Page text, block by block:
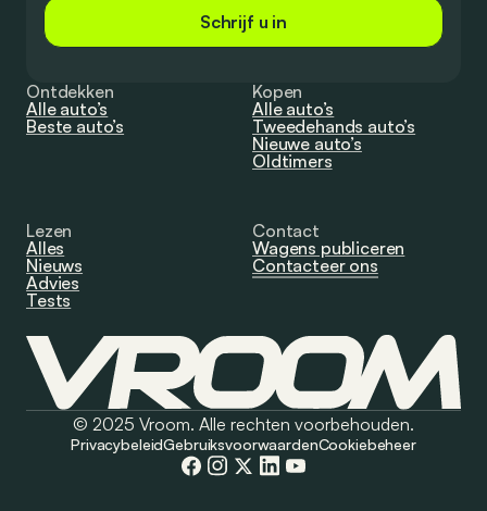
Schrijf u in
Ontdekken
Alle auto’s
Beste auto’s
Kopen
Alle auto’s
Tweedehands auto’s
Nieuwe auto’s
Oldtimers
Lezen
Alles
Nieuws
Advies
Tests
Contact
Wagens publiceren
Contacteer ons
© 2025 Vroom. Alle rechten voorbehouden.
PrivacybeleidGebruiksvoorwaardenCookiebeheer